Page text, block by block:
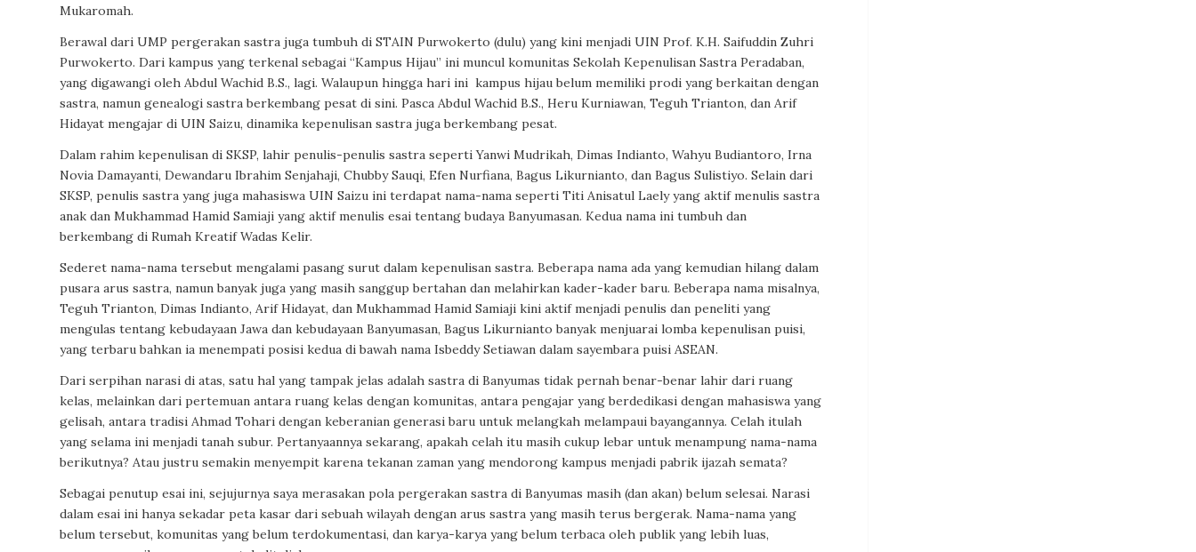
Mukaromah.
Berawal dari UMP pergerakan sastra juga tumbuh di STAIN Purwokerto (dulu) yang kini menjadi UIN Prof. K.H. Saifuddin Zuhri
Purwokerto. Dari kampus yang terkenal sebagai “Kampus Hijau” ini muncul komunitas Sekolah Kepenulisan Sastra Peradaban,
yang digawangi oleh Abdul Wachid B.S., lagi. Walaupun hingga hari ini kampus hijau belum memiliki prodi yang berkaitan dengan
sastra, namun genealogi sastra berkembang pesat di sini. Pasca Abdul Wachid B.S., Heru Kurniawan, Teguh Trianton, dan Arif
Hidayat mengajar di UIN Saizu, dinamika kepenulisan sastra juga berkembang pesat.
Dalam rahim kepenulisan di SKSP, lahir penulis-penulis sastra seperti Yanwi Mudrikah, Dimas Indianto, Wahyu Budiantoro, Irna
Novia Damayanti, Dewandaru Ibrahim Senjahaji, Chubby Sauqi, Efen Nurfiana, Bagus Likurnianto, dan Bagus Sulistiyo. Selain dari
SKSP, penulis sastra yang juga mahasiswa UIN Saizu ini terdapat nama-nama seperti Titi Anisatul Laely yang aktif menulis sastra
anak dan Mukhammad Hamid Samiaji yang aktif menulis esai tentang budaya Banyumasan. Kedua nama ini tumbuh dan
berkembang di Rumah Kreatif Wadas Kelir.
Sederet nama-nama tersebut mengalami pasang surut dalam kepenulisan sastra. Beberapa nama ada yang kemudian hilang dalam
pusara arus sastra, namun banyak juga yang masih sanggup bertahan dan melahirkan kader-kader baru. Beberapa nama misalnya,
Teguh Trianton, Dimas Indianto, Arif Hidayat, dan Mukhammad Hamid Samiaji kini aktif menjadi penulis dan peneliti yang
mengulas tentang kebudayaan Jawa dan kebudayaan Banyumasan, Bagus Likurnianto banyak menjuarai lomba kepenulisan puisi,
yang terbaru bahkan ia menempati posisi kedua di bawah nama Isbeddy Setiawan dalam sayembara puisi ASEAN.
Dari serpihan narasi di atas, satu hal yang tampak jelas adalah sastra di Banyumas tidak pernah benar-benar lahir dari ruang
kelas, melainkan dari pertemuan antara ruang kelas dengan komunitas, antara pengajar yang berdedikasi dengan mahasiswa yang
gelisah, antara tradisi Ahmad Tohari dengan keberanian generasi baru untuk melangkah melampaui bayangannya. Celah itulah
yang selama ini menjadi tanah subur. Pertanyaannya sekarang, apakah celah itu masih cukup lebar untuk menampung nama-nama
berikutnya? Atau justru semakin menyempit karena tekanan zaman yang mendorong kampus menjadi pabrik ijazah semata?
Sebagai penutup esai ini, sejujurnya saya merasakan pola pergerakan sastra di Banyumas masih (dan akan) belum selesai. Narasi
dalam esai ini hanya sekadar peta kasar dari sebuah wilayah dengan arus sastra yang masih terus bergerak. Nama-nama yang
belum tersebut, komunitas yang belum terdokumentasi, dan karya-karya yang belum terbaca oleh publik yang lebih luas,